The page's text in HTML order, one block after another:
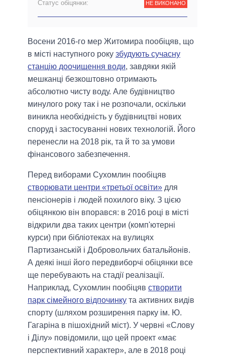
Статус обіцянки: НЕ ВИКОНАНО
Восени 2016-го мер Житомира пообіцяв, що
в місті наступного року збудують сучасну
станцію доочищення води, завдяки якій
мешканці безкоштовно отримають
абсолютно чисту воду. Але будівництво
минулого року так і не розпочали, оскільки
виникла необхідність у будівництві нових
споруд і застосуванні нових технологій. Його
перенесли на 2018 рік, та й то за умови
фінансового забезпечення.
Перед виборами Сухомлин пообіцяв
створювати центри «третьої освіти» для
пенсіонерів і людей похилого віку. З цією
обіцянкою він впорався: в 2016 році в місті
відкрили два таких центри (комп'ютерні
курси) при бібліотеках на вулицях
Партизанській і Добровольчих батальйонів.
А деякі інші його передвиборчі обіцянки все
ще перебувають на стадії реалізації.
Наприклад, Сухомлин пообіцяв створити
парк сімейного відпочинку та активних видів
спорту (шляхом розширення парку ім. Ю.
Гагаріна в пішохідний міст). У червні «Слову
і Ділу» повідомили, що цей проект «має
перспективний характер», але в 2018 році